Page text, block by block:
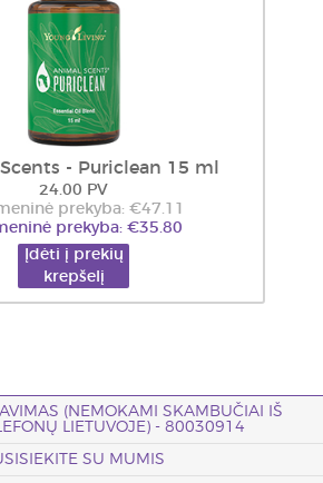
- Puriclean 15 ml
24.00 PV
prekyba: €47.11
prekyba: €35.80
Įdėti į prekių
krepšelį
(NEMOKAMI SKAMBUČIAI IŠ
LIETUVOJE) - 80030914
SU MUMIS